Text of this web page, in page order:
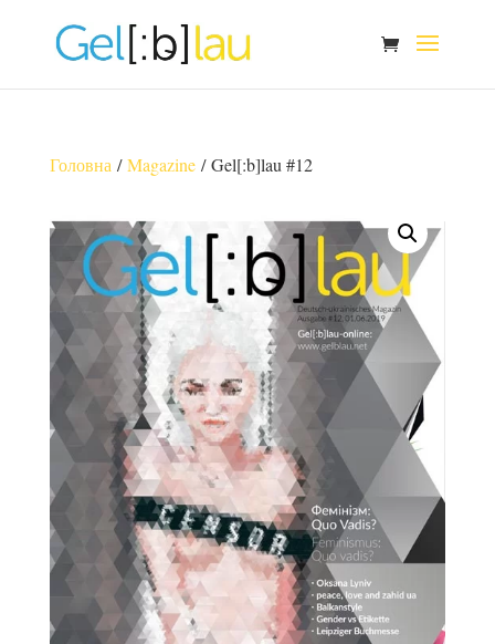
Головна /Magazine/ Gel[:b]lau #12